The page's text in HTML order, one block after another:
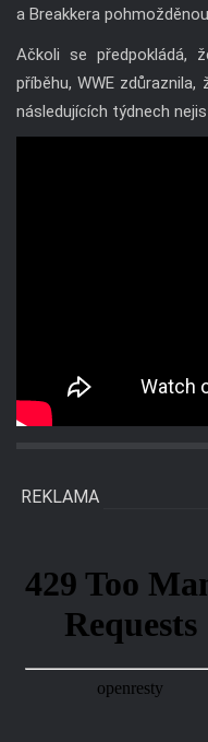
a Breakkera
Ačkoli se předpokládá,
příběhu, WWE
následujících týdnech
REKLAMA